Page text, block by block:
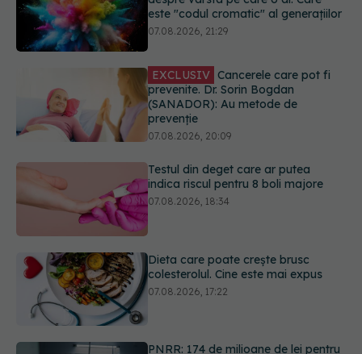
EXCLUSIV Cancerele care pot fi
prevenite. Dr. Sorin Bogdan
07.08.2026, 20:09
Testul din deget care ar putea
indica riscul pentru 8 boli majore
07.08.2026, 18:34
Dieta care poate crește brusc
PNRR: 174 de milioane de lei pentru